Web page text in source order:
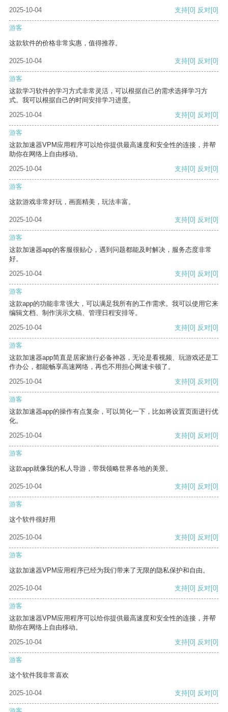
2025-10-04
支持[0] 反对[0]
游客
这款软件的价格非常实惠，值得推荐。
2025-10-04 支持[0] 反对[0]
游客
这款学习软件的学习方式非常灵活，可以根据自己的需求选择学习方
式。我可以根据自己的时间安排学习进度。
2025-10-04
支持[0] 反对[0]
游客
这款加速器VPM应用程序可以给你提供最高速度和安全性的连接，并帮
助你在网络上自由移动。
2025-10-04
支持[0] 反对[0]
游客
这款游戏非常好玩，画面精美，玩法丰富。
2025-10-04 支持[0] 反对[0]
游客
这款加速器app的客服很贴心，遇到问题都能及时解决，服务态度非常
好。
2025-10-04
支持[0] 反对[0]
游客
这款app的功能非常强大，可以满足我所有的工作需求。我可以使用它来
编辑文档、制作演示文稿、管理日程安排等。
2025-10-04
支持[0] 反对[0]
游客
这款加速器app简直是居家旅行必备神器，无论是看视频、玩游戏还是工
作办公，都能畅享高速网络，再也不用担心网速卡顿了。
2025-10-04
支持[0] 反对[0]
游客
这款加速器app的操作有点复杂，可以简化一下，比如将设置页面进行优
化。
2025-10-04
支持[0] 反对[0]
游客
这款app就像我的私人导游，带我领略世界各地的美景。
2025-10-04 支持[0] 反对[0]
游客
这个软件很好用
2025-10-04 支持[0] 反对[0]
游客
这款加速器VPM应用程序已经为我们带来了无限的隐私保护和自由。
2025-10-04 支持[0] 反对[0]
游客
这款加速器VPM应用程序可以给你提供最高速度和安全性的连接，并帮
助你在网络上自由移动。
2025-10-04
支持[0] 反对[0]
游客
这个软件我非常喜欢
2025-10-04 支持[0] 反对[0]